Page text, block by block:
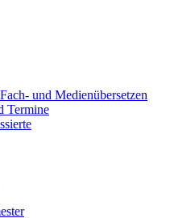
und Medienübersetzen
Termine